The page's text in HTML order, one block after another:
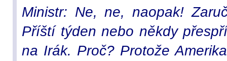
Ministr: Ne, ne, naopak!
Příští týden nebo někdy
na Irák. Proč? Protože